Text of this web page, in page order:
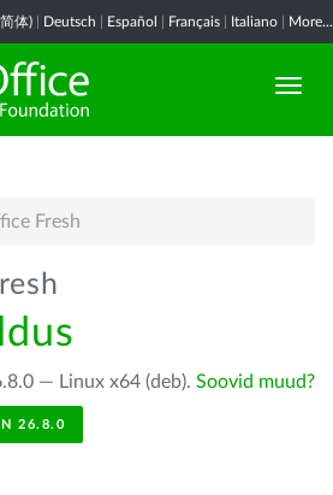
体) Deutsch Español Français Italiano More...
Fresh
— Linux x64 (deb). Soovid muud?
26.8.0